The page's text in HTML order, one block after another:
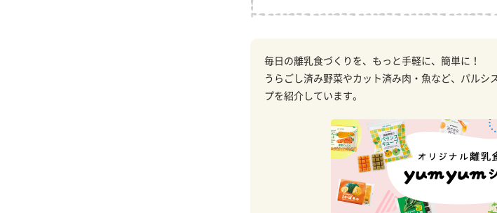
毎日の離乳食づくりを、もっと手軽に、簡単に！
うらごし済み野菜やカット済み肉・魚など、パルシ
プを紹介しています。